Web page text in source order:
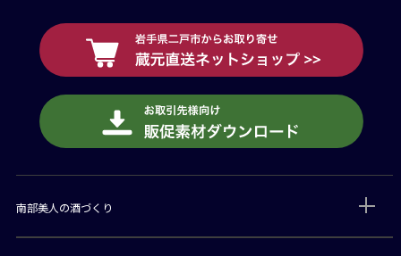
南部美人の酒づくり